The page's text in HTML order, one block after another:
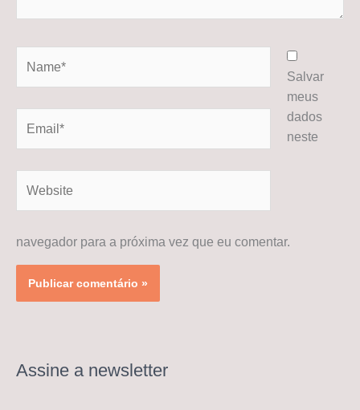
Salvar
meus
dados
neste
navegador para a próxima vez que eu comentar.
Assine a newsletter